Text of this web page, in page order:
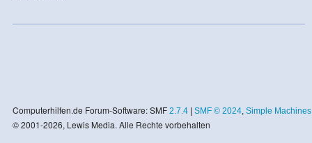
Computerhilfen.de Forum-Software: SMF 2.7.4| SMF © 2024, Simple Machines
© 2001-2026, Lewis Media. Alle Rechte vorbehalten